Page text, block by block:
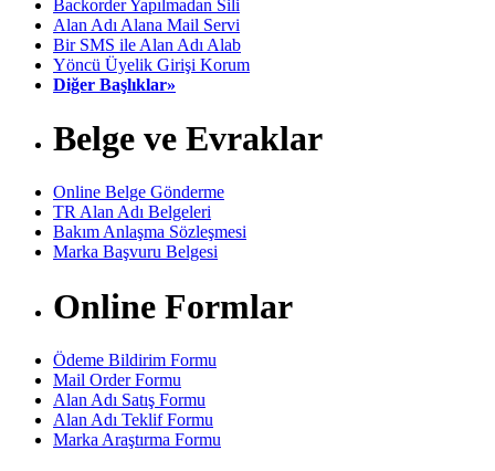
Backorder Yapılmadan Sili
Alan Adı Alana Mail Servi
Bir SMS ile Alan Adı Alab
Yöncü Üyelik Girişi Korum
Diğer Başlıklar»
Belge ve Evraklar
Online Belge Gönderme
TR Alan Adı Belgeleri
Bakım Anlaşma Sözleşmesi
Marka Başvuru Belgesi
Online Formlar
Ödeme Bildirim Formu
Mail Order Formu
Alan Adı Satış Formu
Alan Adı Teklif Formu
Marka Araştırma Formu